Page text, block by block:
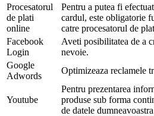
Procesatorul
de plati
online
Pentru a putea fi
cardul, este obligatorie
catre procesatorul de
Facebook
Login
Aveti posibilitatea de a
nevoie.
Google
Adwords
Optimizeaza reclamele
Youtube
Pentru prezentarea
produse sub forma
de datele